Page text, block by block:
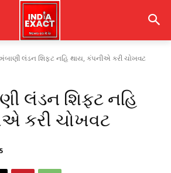
લંડન શિફ્ટ નહિ થાય, કંપનીએ કરી ચોખવટ
લંડન શિફ્ટ નહિ
કરી ચોખવટ